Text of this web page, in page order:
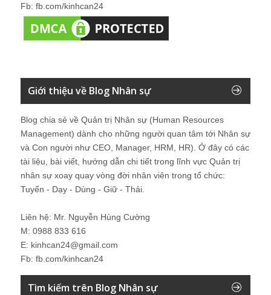
Fb: fb.com/kinhcan24
Giới thiệu về Blog Nhân sự
Blog chia sẻ về Quản trị Nhân sự (Human Resources
Management) dành cho những người quan tâm tới Nhân sự
và Con người như CEO, Manager, HRM, HR). Ở đây có các
tài liệu, bài viết, hướng dẫn chi tiết trong lĩnh vực Quản trị
nhân sự xoay quay vòng đời nhân viên trong tổ chức:
Tuyển - Dạy - Dùng - Giữ - Thải.
Liên hệ: Mr. Nguyễn Hùng Cường
M: 0988 833 616
E: kinhcan24@gmail.com
Fb: fb.com/kinhcan24
Tìm kiếm trên Blog Nhân sự